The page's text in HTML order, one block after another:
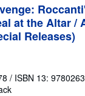
at the Altar /
Releases)
/ ISBN 13: